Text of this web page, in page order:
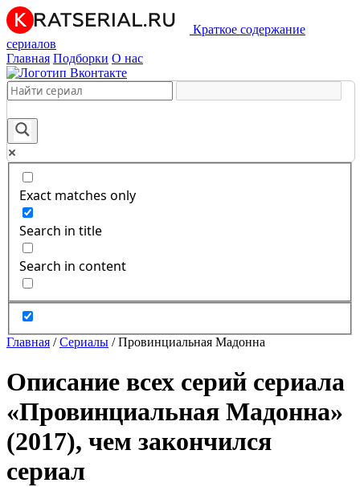
Краткое содержание
сериалов
Главная Подборки О нас
Exact matches only
Search in title
Search in content
Главная /Сериалы /Провинциальная Мадонна
Описание всех серий сериала
«Провинциальная Мадонна»
(2017), чем закончился
сериал